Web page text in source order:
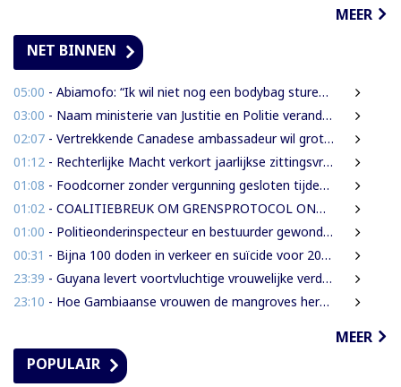
MEER
NET BINNEN
05:00 - Abiamofo: “Ik wil niet nog een bodybag sturen naar dat gebied”
03:00 - Naam ministerie van Justitie en Politie verandert naar Justitie en Veiligheid
02:07 - Vertrekkende Canadese ambassadeur wil grotere rol voor Canada in Suriname
01:12 - Rechterlijke Macht verkort jaarlijkse zittingsvrije periode naar één maand
01:08 - Foodcorner zonder vergunning gesloten tijdens derde dag integrale controles
01:02 - COALITIEBREUK OM GRENSPROTOCOL ONWAARSCHIJNLIJK
01:00 - Politieonderinspecteur en bestuurder gewond nadat auto over de kop slaat
00:31 - Bijna 100 doden in verkeer en suïcide voor 2026 is veel te veel’, zegt Lau
23:39 - Guyana levert voortvluchtige vrouwelijke verdachte in mensenhandel uit aan Suriname
23:10 - Hoe Gambiaanse vrouwen de mangroves herstellen die Banjul beschermen
MEER
POPULAIR